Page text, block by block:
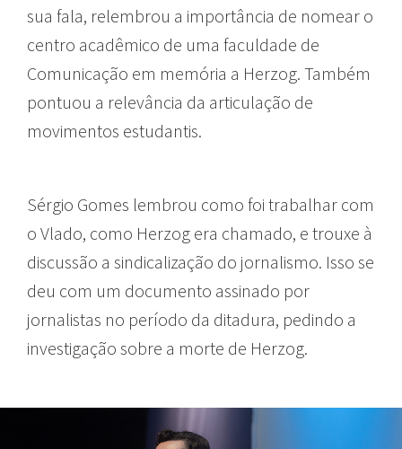
sua fala, relembrou a importância de nomear o
centro acadêmico de uma faculdade de
Comunicação em memória a Herzog. Também
pontuou a relevância da articulação de
movimentos estudantis.
Sérgio Gomes lembrou como foi trabalhar com
o Vlado, como Herzog era chamado, e trouxe à
discussão a sindicalização do jornalismo. Isso se
deu com um documento assinado por
jornalistas no período da ditadura, pedindo a
investigação sobre a morte de Herzog.